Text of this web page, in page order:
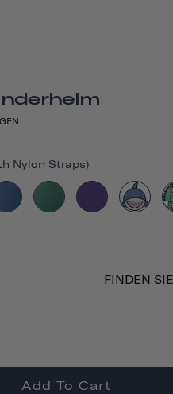
Nylon Straps)
FINDEN SIE
Add To Cart